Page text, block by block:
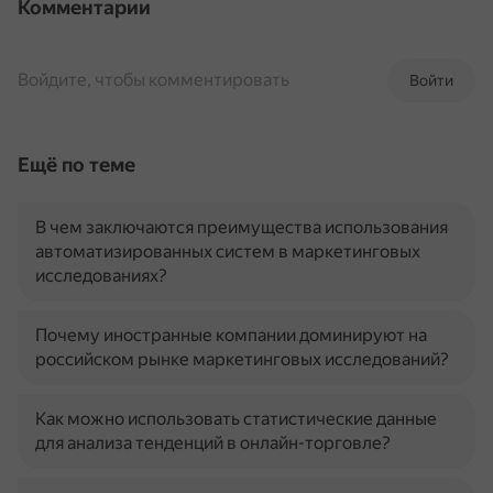
Комментарии
Войти
Войдите, чтобы комментировать
Ещё по теме
В чем заключаются преимущества использования
автоматизированных систем в маркетинговых
исследованиях?
Почему иностранные компании доминируют на
российском рынке маркетинговых исследований?
Как можно использовать статистические данные
для анализа тенденций в онлайн-торговле?